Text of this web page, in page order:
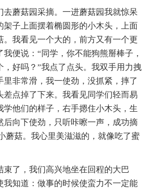
去蘑菇园采摘。一进蘑菇园我就惊呆
架子上面摆着椭圆形的小木头，上面
。我看见一个大的，前方又有一个更
便说：“同学，你不能狗熊掰棒子，
，好吗？”我点了点头。我双手用力拽
里非常滑，我一使劲，没抓紧，摔了
差点掉了下来。我看见同学们轻而易
学他们的样子，右手摁住小木头，生
后向下使劲，只听咔嚓一声，成功摘
蘑菇。我心里美滋滋的，就像吃了蜜
束了，我们高兴地坐在回程的大巴
我知道：做事的时候使蛮力不一定能